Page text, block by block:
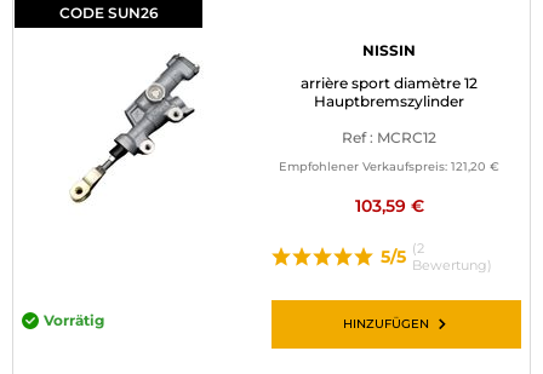
CODE SUN26
NISSIN
arrière sport diamètre 12
Hauptbremszylinder
Ref : MCRC12
Empfohlener Verkaufspreis: 121,20 €
103,59 €
5/5 (2
Bewertung)
Vorrätig HINZUFÜGEN